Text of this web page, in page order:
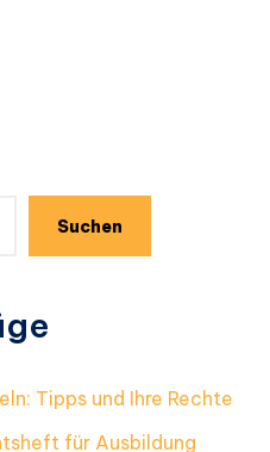
Suchen
Tipps und Ihre Rechte
für Ausbildung